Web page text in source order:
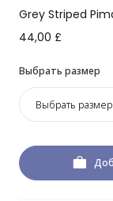
Grey Striped
44,00 £
Выбрать размер
Выбрать размер